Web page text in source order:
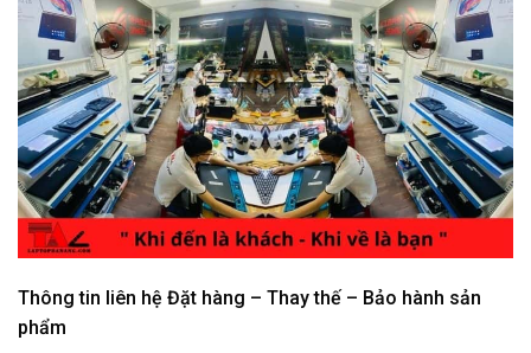
Thông tin liên hệ Đặt hàng – Thay thế – Bảo hành sản
phẩm